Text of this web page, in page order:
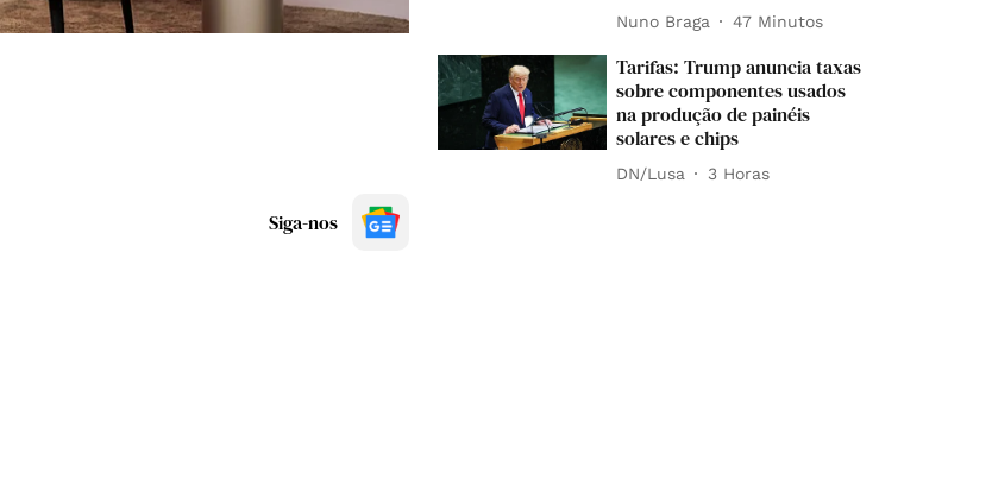
Siga-nos
Nuno Braga 47 Minutos
Tarifas: Trump anuncia taxas
sobre componentes usados
na produção de painéis
solares e chips
DN/Lusa 3 Horas